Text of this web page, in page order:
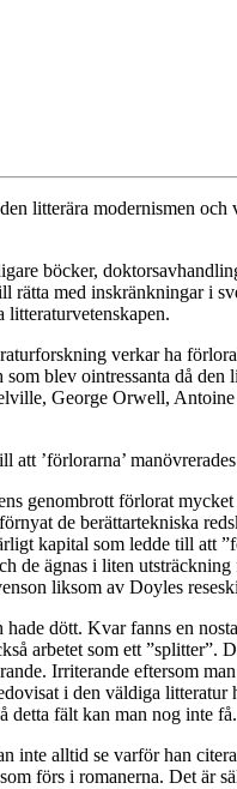
litterära modernismen
böcker,
rätta med inskränkningar i
verkar ha
blev ointressanta då
George Orwell,
’förlorarna’
genombrott förlorat
de berättartekniska
kapital som ledde till att
ägnas i liten
liksom av Doyles
dött. Kvar fanns en
arbetet som ett ”splitter”.
Irriterande eftersom
i den väldiga litteratur
detta fält kan man nog inte få.
alltid se varför han
förs i romanerna. Det är